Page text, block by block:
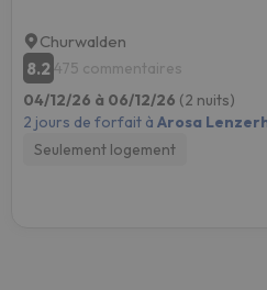
Churwalden
8.2 475 commentaires
04/12/26 à 06/12/26 (2 nuits)
2 jours de forfait à Arosa
Seulement logement